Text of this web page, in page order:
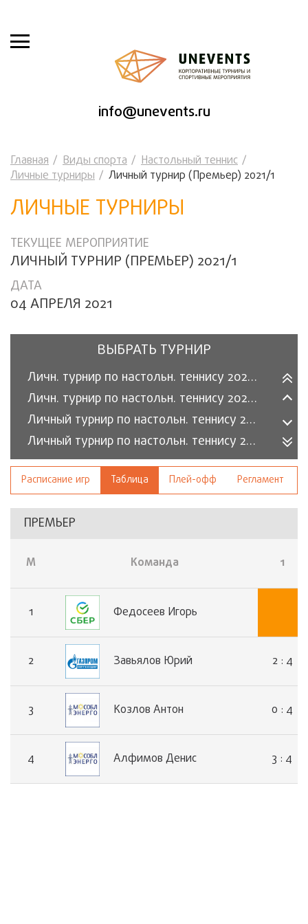
info@unevents.ru
Главная Виды спорта
Настольный теннис
Личные турниры
Личный турнир (Премьер) 2021/1
ЛИЧНЫЕ ТУРНИРЫ
ТЕКУЩЕЕ МЕРОПРИЯТИЕ
ЛИЧНЫЙ ТУРНИР (ПРЕМЬЕР) 2021/1
ДАТА
04 АПРЕЛЯ 2021
ВЫБРАТЬ ТУРНИР
Личн. турнир по настольн. теннису 2026/1 (Премьер)
Личн. турнир по настольн. теннису 2026/1 (Классик)
Личный турнир по настольн. теннису 2025/2 (Премьер)
Личный турнир по настольн. теннису 2025/2 (Классик)
Личн. турнир по настольн. теннису 2025/1 (Классик)
Личн. турнир по настольн. теннису 2025/1 (Премьер)
Расписание игр Таблица Плей-офф Регламент
ПРЕМЬЕР
М Команда 1
1 Федосеев Игорь
2 Завьялов Юрий 2 : 4
3 Козлов Антон 0 : 4
4 Алфимов Денис 3 : 4